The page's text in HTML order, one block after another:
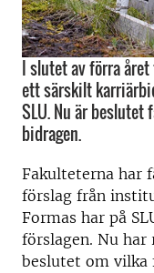
I slutet av förra
ett särskilt
SLU. Nu är
bidragen.
Fakulteterna har
förslag från
Formas har på
förslagen. Nu
beslutet om vilka